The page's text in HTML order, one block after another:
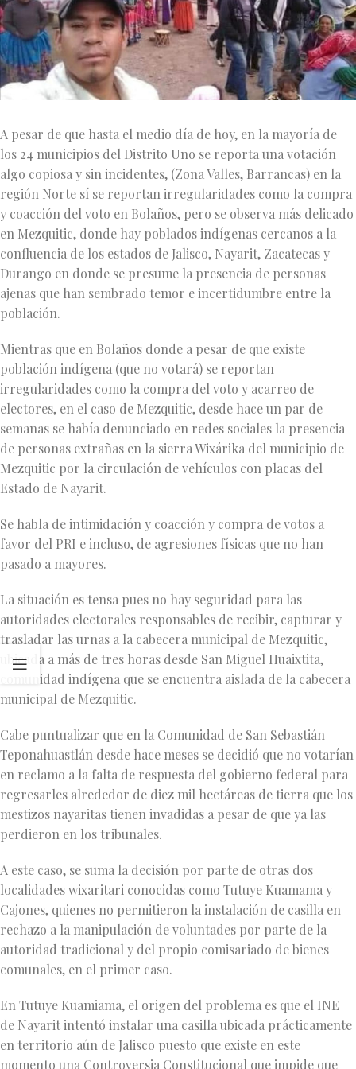
A pesar de que hasta el medio día de hoy, en la mayoría de
los 24 municipios del Distrito Uno se reporta una votación
algo copiosa y sin incidentes, (Zona Valles, Barrancas) en la
región Norte sí se reportan irregularidades como la compra
y coacción del voto en Bolaños, pero se observa más delicado
en Mezquitic, donde hay poblados indígenas cercanos a la
confluencia de los estados de Jalisco, Nayarit, Zacatecas y
Durango en donde se presume la presencia de personas
ajenas que han sembrado temor e incertidumbre entre la
población.
Mientras que en Bolaños donde a pesar de que existe
población indígena (que no votará) se reportan
irregularidades como la compra del voto y acarreo de
electores, en el caso de Mezquitic, desde hace un par de
semanas se había denunciado en redes sociales la presencia
de personas extrañas en la sierra Wixárika del municipio de
Mezquitic por la circulación de vehículos con placas del
Estado de Nayarit.
Se habla de intimidación y coacción y compra de votos a
favor del PRI e incluso, de agresiones físicas que no han
pasado a mayores.
La situación es tensa pues no hay seguridad para las
autoridades electorales responsables de recibir, capturar y
trasladar las urnas a la cabecera municipal de Mezquitic,
ubicada a más de tres horas desde San Miguel Huaixtita,
comunidad indígena que se encuentra aislada de la cabecera
municipal de Mezquitic.
Cabe puntualizar que en la Comunidad de San Sebastián
Teponahuastlán desde hace meses se decidió que no votarían
en reclamo a la falta de respuesta del gobierno federal para
regresarles alrededor de diez mil hectáreas de tierra que los
mestizos nayaritas tienen invadidas a pesar de que ya las
perdieron en los tribunales.
A este caso, se suma la decisión por parte de otras dos
localidades wixaritari conocidas como Tutuye Kuamama y
Cajones, quienes no permitieron la instalación de casilla en
rechazo a la manipulación de voluntades por parte de la
autoridad tradicional y del propio comisariado de bienes
comunales, en el primer caso.
En Tutuye Kuamiama, el origen del problema es que el INE
de Nayarit intentó instalar una casilla ubicada prácticamente
en territorio aún de Jalisco puesto que existe en este
momento una Controversia Constitucional que impide que